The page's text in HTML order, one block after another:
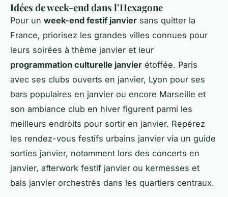
Idées de week-end dans l’Hexagone
Pour un week-end festif janvier sans quitter la
France, priorisez les grandes villes connues pour
leurs soirées à thème janvier et leur
programmation culturelle janvier étoffée. Paris
avec ses clubs ouverts en janvier, Lyon pour ses
bars populaires en janvier ou encore Marseille et
son ambiance club en hiver figurent parmi les
meilleurs endroits pour sortir en janvier. Repérez
les rendez-vous festifs urbains janvier via un guide
sorties janvier, notamment lors des concerts en
janvier, afterwork festif janvier ou kermesses et
bals janvier orchestrés dans les quartiers centraux.